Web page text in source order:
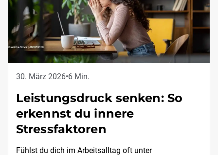
30. März 2026•6 Min.
Leistungsdruck senken: So
erkennst du innere
Stressfaktoren
Fühlst du dich im Arbeitsalltag oft unter